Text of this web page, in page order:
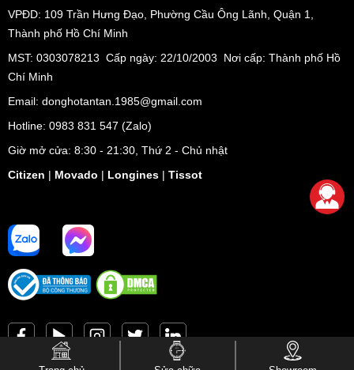
VPĐD: 109 Trần Hưng Đạo, Phường Cầu Ông Lãnh, Quận 1,
Thành phố Hồ Chí Minh
MST: 0303078213 Cấp ngày: 22/10/2003 Nơi cấp: Thành phố Hồ
Chí Minh
Email: donghotantan.1985@gmail.com
Hotline: 0983 831 547 (Zalo)
Giờ mở cửa: 8:30 - 21:30, Thứ 2 - Chủ nhật
Citizen | Movado | Longines | Tissot